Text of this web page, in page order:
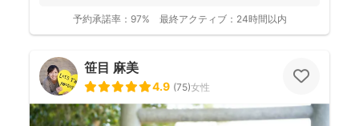
予約承諾率： 97% 最終アクティブ： 24時間以内
笹目 麻美
4.9 (75)女性